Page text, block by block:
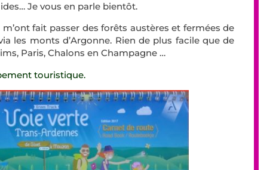
Je vous en parle bientôt.
fait passer des forêts austères et fermées de
les monts d’Argonne. Rien de plus facile que de
Paris, Chalons en Champagne …
touristique.